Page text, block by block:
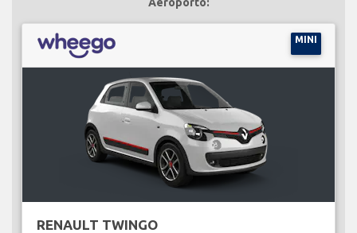
MINI
RENAULT TWINGO